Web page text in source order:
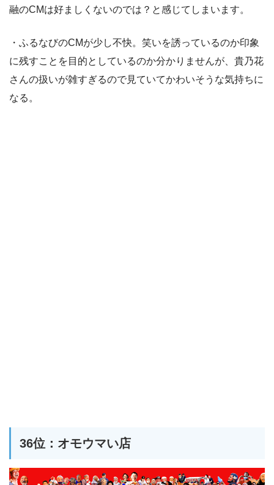
融のCMは好ましくないのでは？と感じてしまいます。
・ふるなびのCMが少し不快。笑いを誘っているのか印象
に残すことを目的としているのか分かりませんが、貴乃花
さんの扱いが雑すぎるので見ていてかわいそうな気持ちに
なる。
36位：オモウマい店